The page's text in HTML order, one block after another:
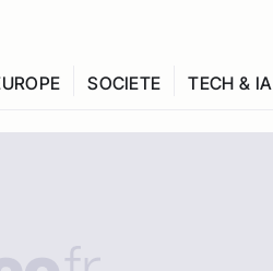
SOCIETE TECH & IA